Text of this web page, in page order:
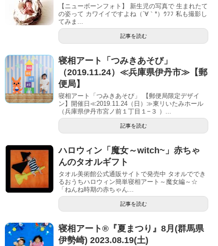
【ニューボーンフォト】 新生児の写真で 生まれたて
の姿って カワイイですよね（´∀｀*）ｳﾌﾌ 私も撮影し
てみま...
記事を読む
寝相アート「つみきあそび」
（2019.11.24）≪兵庫県伊丹市≫【郵
便局】
寝相アート「つみきあそび」 【郵便局限定デザイ
ン】開催日≪2019.11.24（日）≫東リいたみホール
（兵庫県伊丹市宮ノ前１丁目１−３ ）...
記事を読む
ハロウィン「魔女～witch~」赤ちゃ
んのタオルギフト
タオル美術館公式通販サイトで発売中 タオルででき
るおうちハロウィン簡単寝相アート～魔女編～☆
「ねんね時期の赤ちゃん...
記事を読む
寝相アート®︎『夏まつり』8月(群馬県
伊勢崎) 2023.08.19(土)